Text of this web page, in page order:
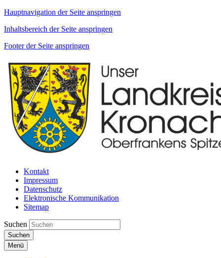
Hauptnavigation der Seite anspringen
Inhaltsbereich der Seite anspringen
Footer der Seite anspringen
Kontakt
Impressum
Datenschutz
Elektronische Kommunikation
Sitemap
Suchen
Suchen
Menü